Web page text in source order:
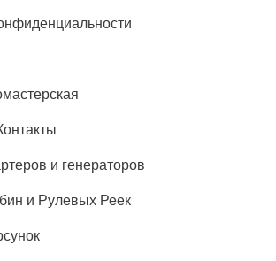
и генераторов
и Рулевых Реек